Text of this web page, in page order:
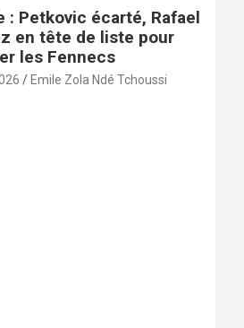
: Petkovic écarté, Rafael
en tête de liste pour
les Fennecs
Emile Zola Ndé Tchoussi